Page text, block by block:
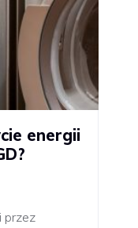
energii
przez